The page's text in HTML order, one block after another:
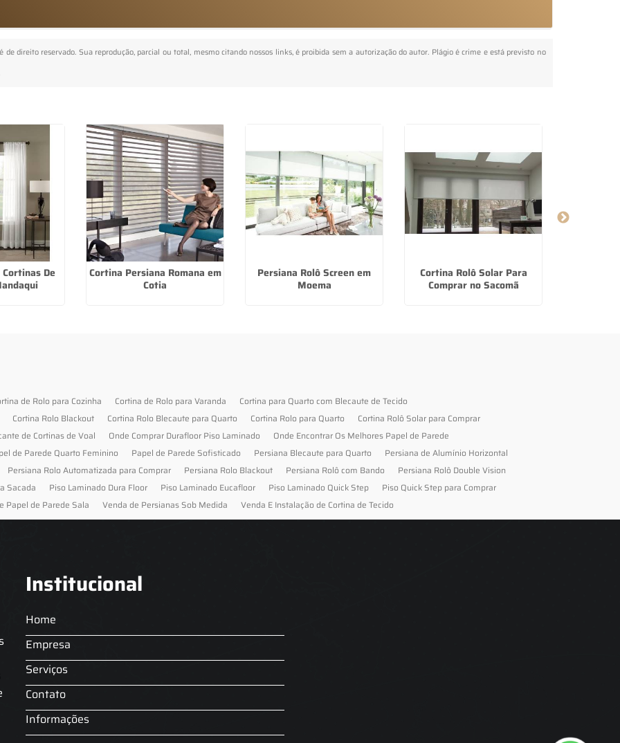
de direito reservado. Sua reprodução, parcial ou total, mesmo citando nossos links, é proibida sem a autorização do autor. Plágio é crime e está previsto no
De
Cortina Persiana Romana em
Cotia
Persiana Rolô Screen em
Moema
Cortina Rolô Solar Para
Comprar no Sacomã
de Rolo para Cozinha Cortina de Rolo para Varanda
Cortina para Quarto com Blecaute de Tecido
Cortina Rolo Blackout Cortina Rolo Blecaute para Quarto Cortina Rolo para Quarto
Cortina Rolô Solar para Comprar
de Cortinas de Voal Onde Comprar Durafloor Piso Laminado
Onde Encontrar Os Melhores Papel de Parede
de Parede Quarto Feminino Papel de Parede Sofisticado Persiana Blecaute para Quarto
Persiana de Alumínio Horizontal
Persiana Rolo Automatizada para Comprar Persiana Rolo Blackout Persiana Rolô com Bando
Persiana Rolô Double Vision
Sacada Piso Laminado Dura Floor Piso Laminado Eucafloor Piso Laminado Quick Step
Piso Quick Step para Comprar
Papel de Parede Sala Venda de Persianas Sob Medida Venda E Instalação de Cortina de Tecido
Institucional
Home
Empresa
Serviços
Contato
Informações